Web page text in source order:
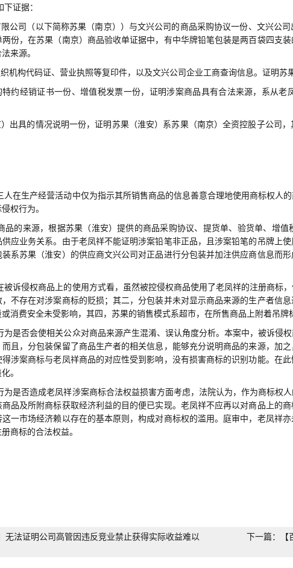
证据：
公司 （以下简称苏果（南京） ） 与文兴公司的商品采购协议一份、文兴公
份，在苏果（南京）商品验收单证据中，有中华牌铅笔包装是两百袋四支
来源。
机构代码证、营业执照等复印件，以及文兴公司企业工商查询信息。证明苏
特约经销证书一份、增值税发票一份，证明涉案商品具有合法来源，系从
出具的情况说明一份，证明苏果（淮安）系苏果（南京）全资控股子公司
人在生产经营活动中仅为指示其所销售商品的信息善意合理地使用商标权人
权行为。
品的来源，根据苏果（淮安）提供的商品采购协议、提货单、验货单、增
应业务关系。由于老凤祥不能证明涉案铅笔非正品，且涉案铅笔的吊牌上
系苏果（淮安）的供应商文兴公司对正品进行分包装并加注供应商信息而
被诉侵权商品上的使用方式看，虽然被控侵权商品使用了老凤祥的注册商标
不存在对涉案商标的贬损；其二，分包装并未对显示商品来源的生产者信
消费安全未受影响，其四，苏果的销售模式系超市，在所售商品上附着吊牌
为是否会使相关公众对商品来源产生混淆、误认角度分析。本案中，被诉侵
且，分包装保留了商品生产者的相关信息，能够充分说明商品的来源，加
涉案商标与老凤祥商品的对应性受到影响，没有损害商标的识别功能。在
。
是否造成老凤祥涉案商标合法权益损害方面考虑， 法院认为，作为商标权
品及所附商标获取经济利益的目的便已实现。老凤祥不应再以对商品上的
一市场经济赖以存在的基本原则，构成对商标权的滥用。庭审中，老凤祥
商标的合法权益。
无法证明公司高管因违反竞业禁止获得实际收益难以
下一篇：【